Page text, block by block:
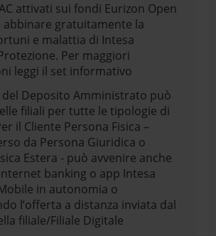
attivati sui fondi Eurizon Open
abbinare gratuitamente la
e malattia di Intesa
Per maggiori
leggi il set informativo
del Deposito Amministrato può
filiali per tutte le tipologie di
il Cliente Persona Fisica –
da Persona Giuridica o
Estera - può avvenire anche
banking o app Intesa
in autonomia o
l’offerta a distanza inviata dal
filiale/Filiale Digitale